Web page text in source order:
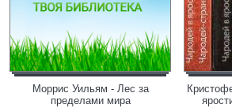
Моррис Уильям - Лес за
пределами мира